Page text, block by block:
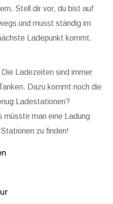
Stell dir vor, du bist auf
und musst ständig im
Ladepunkt kommt.
Ladezeiten sind immer
Dazu kommt noch die
Ladestationen?
müsste man eine Ladung
zu finden!